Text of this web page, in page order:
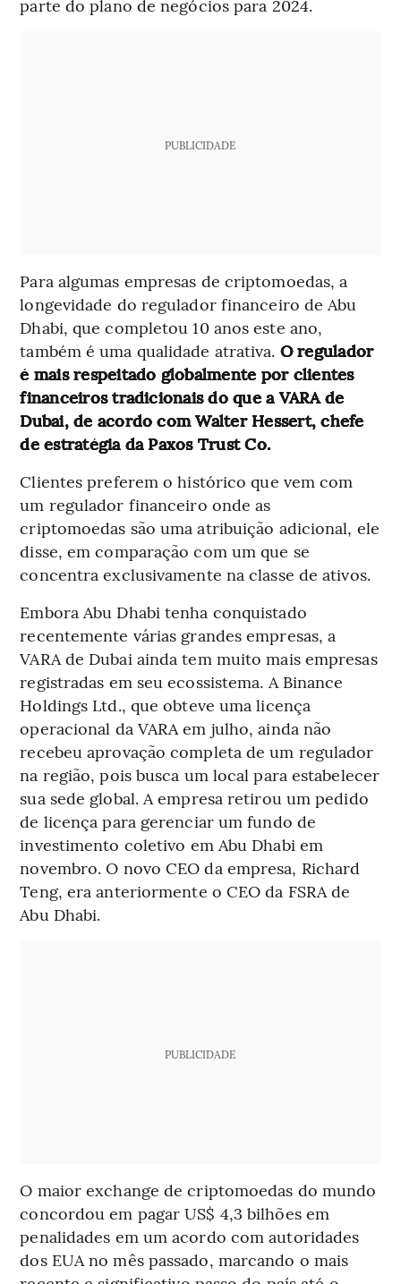
parte do plano de negócios para 2024.
PUBLICIDADE
Para algumas empresas de criptomoedas, a
longevidade do regulador financeiro de Abu
Dhabi, que completou 10 anos este ano,
também é uma qualidade atrativa. O regulador
é mais respeitado globalmente por clientes
financeiros tradicionais do que a VARA de
Dubai, de acordo com Walter Hessert, chefe
de estratégia da Paxos Trust Co.
Clientes preferem o histórico que vem com
um regulador financeiro onde as
criptomoedas são uma atribuição adicional, ele
disse, em comparação com um que se
concentra exclusivamente na classe de ativos.
Embora Abu Dhabi tenha conquistado
recentemente várias grandes empresas, a
VARA de Dubai ainda tem muito mais empresas
registradas em seu ecossistema. A Binance
Holdings Ltd., que obteve uma licença
operacional da VARA em julho, ainda não
recebeu aprovação completa de um regulador
na região, pois busca um local para estabelecer
sua sede global. A empresa retirou um pedido
de licença para gerenciar um fundo de
investimento coletivo em Abu Dhabi em
novembro. O novo CEO da empresa, Richard
Teng, era anteriormente o CEO da FSRA de
Abu Dhabi.
PUBLICIDADE
O maior exchange de criptomoedas do mundo
concordou em pagar US$ 4,3 bilhões em
penalidades em um acordo com autoridades
dos EUA no mês passado, marcando o mais